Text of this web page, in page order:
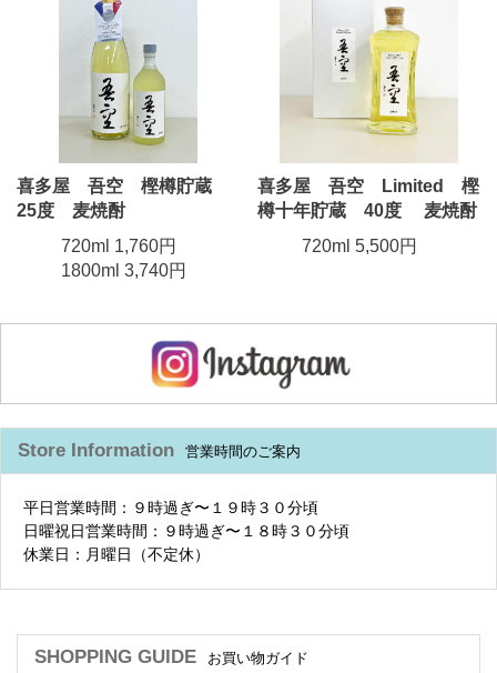
喜多屋 吾空 樫樽貯蔵
25度 麦焼酎
720ml 1,760円
1800ml 3,740円
喜多屋 吾空 Limited 樫
樽十年貯蔵 40度 麦焼酎
720ml 5,500円
Store Information 営業時間のご案内
平日営業時間：９時過ぎ〜１９時３０分頃
日曜祝日営業時間：９時過ぎ〜１８時３０分頃
休業日：月曜日（不定休）
SHOPPING GUIDE お買い物ガイド